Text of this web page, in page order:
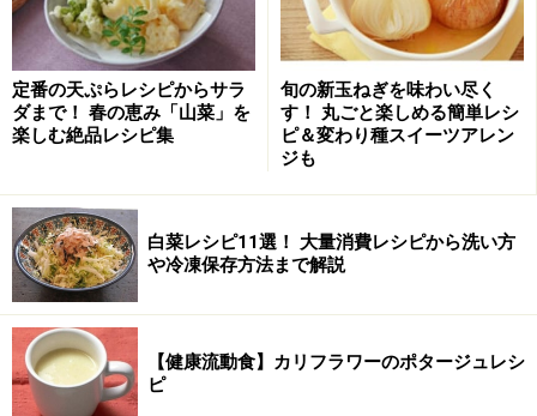
スパイスは全部揃わなくてもいいのですが、ホワイトペ
ッパーと塩と砂糖は必須です。
ボンレスハムの作り方・手順
1
調味料＋スパイスを混ぜる
塩、砂糖、スパイス、みじん切り玉ねぎ、手で砕いたロ
ーリエを混ぜる。
定番の天ぷらレシピからサラ
ダまで！ 春の恵み「山菜」を
楽しむ絶品レシピ集
旬の新玉ねぎを味わい尽く
す！ 丸ごと楽しめる簡単レシ
ピ＆変わり種スイーツアレン
ジも
白菜レシピ11選！ 大量消費レシピから洗い方
や冷凍保存方法まで解説
【健康流動食】カリフラワーのポタージュレシ
ピ